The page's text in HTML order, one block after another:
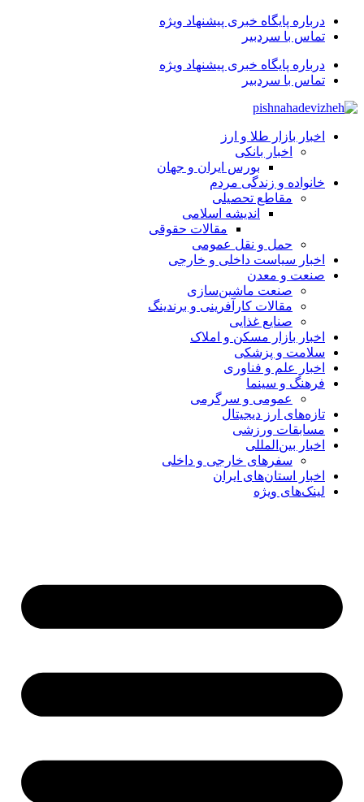
درباره پایگاه خبری پیشنهاد ویژه
تماس با سردبیر
درباره پایگاه خبری پیشنهاد ویژه
تماس با سردبیر
اخبار بازار طلا و ارز
اخبار بانکی
بورس ایران و جهان
خانواده و زندگی مردم
مقاطع تحصیلی
اندیشه اسلامی
مقالات حقوقی
حمل و نقل عمومی
اخبار سیاست داخلی و خارجی
صنعت و معدن
صنعت ماشین‌سازی
مقالات کارآفرینی و برندینگ
صنایع غذایی
اخبار بازار مسکن و املاک
سلامت و پزشکی
اخبار علم و فناوری
فرهنگ و سینما
عمومی و سرگرمی
تازه‌های ارز دیجیتال
مسابقات ورزشی
اخبار بین‌المللی
سفرهای خارجی و داخلی
اخبار استان‌های ایران
لینک‌های ویژه